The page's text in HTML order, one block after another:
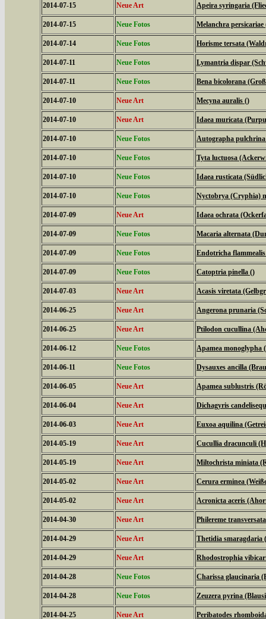
2014-07-15 Neue Art Apeira syringaria
2014-07-15 Neue Fotos Melanchra
2014-07-14 Neue Fotos Horisme tersata
2014-07-11 Neue Fotos Lymantria dispar
2014-07-11 Neue Fotos Bena bicolorana
2014-07-10 Neue Art Mecyna auralis ()
2014-07-10 Neue Art Idaea muricata
2014-07-10 Neue Fotos Autographa pulchrina
2014-07-10 Neue Fotos Tyta luctuosa
2014-07-10 Neue Fotos Idaea rusticata
2014-07-10 Neue Fotos Nyctobrya (Cryphia)
2014-07-09 Neue Art Idaea ochrata
2014-07-09 Neue Fotos Macaria alternata
2014-07-09 Neue Fotos Endotricha
2014-07-09 Neue Fotos Catoptria pinella ()
2014-07-03 Neue Art Acasis viretata
2014-06-25 Neue Art Angerona prunaria
2014-06-25 Neue Art Ptilodon cucullina
2014-06-12 Neue Fotos Apamea monoglypha
2014-06-11 Neue Fotos Dysauxes ancilla
2014-06-05 Neue Art Apamea sublustris
2014-06-04 Neue Art Dichagyris
2014-06-03 Neue Art Euxoa aquilina
2014-05-19 Neue Art Cucullia dracunculi
2014-05-19 Neue Art Miltochrista miniata
2014-05-02 Neue Art Cerura erminea
2014-05-02 Neue Art Acronicta aceris
2014-04-30 Neue Art Philereme
2014-04-29 Neue Art Thetidia smaragdaria
2014-04-29 Neue Art Rhodostrophia
2014-04-28 Neue Fotos Charissa glaucinaria
2014-04-28 Neue Fotos Zeuzera pyrina
2014-04-25 Neue Art Peribatodes